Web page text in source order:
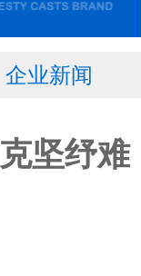
企业新闻
克坚纾